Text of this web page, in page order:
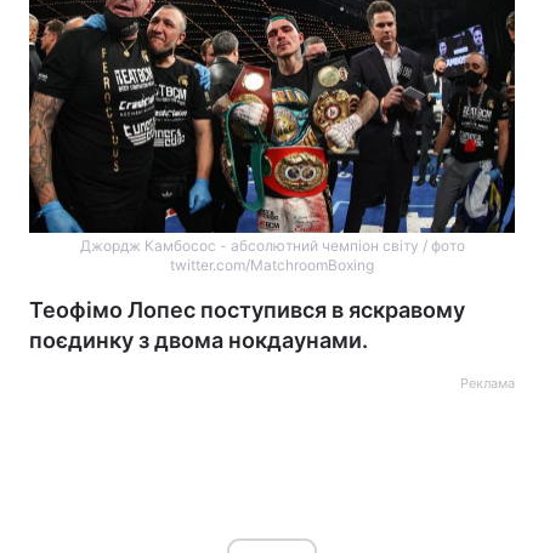
Джордж Камбосос - абсолютний чемпіон світу / фото
twitter.com/MatchroomBoxing
Теофімо Лопес поступився в яскравому
поєдинку з двома нокдаунами.
Реклама